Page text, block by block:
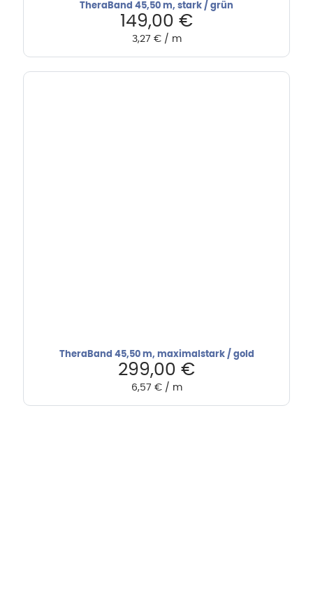
TheraBand 45,50 m, stark / grün
149,00 €
3,27 €/ m
TheraBand 45,50 m, maximalstark / gold
299,00 €
6,57 €/ m